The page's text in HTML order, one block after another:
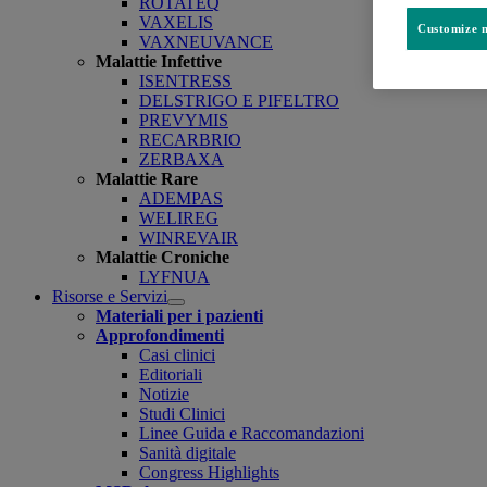
VAXELIS
VAXNEUVANCE
Malattie Infettive
ISENTRESS
DELSTRIGO E PIFELTRO
PREVYMIS
RECARBRIO
ZERBAXA
Malattie Rare
ADEMPAS
WELIREG
WINREVAIR
Malattie Croniche
LYFNUA
Risorse e Servizi
Open
submenu
Materiali per i pazienti
Approfondimenti
Casi clinici
Editoriali
Notizie
Studi Clinici
Linee Guida e Raccomandazioni
Sanità digitale
Congress Highlights
Customize